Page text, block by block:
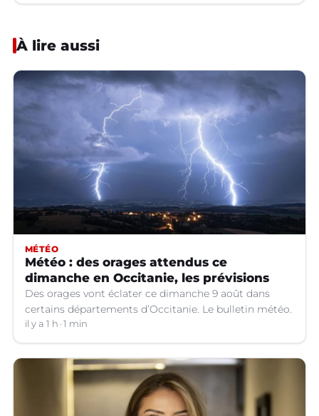
À lire aussi
MÉTÉO
Météo : des orages attendus ce
dimanche en Occitanie, les prévisions
Des orages vont éclater ce dimanche 9 août dans
certains départements d’Occitanie. Le bulletin météo.
il y a 1 h 1 min